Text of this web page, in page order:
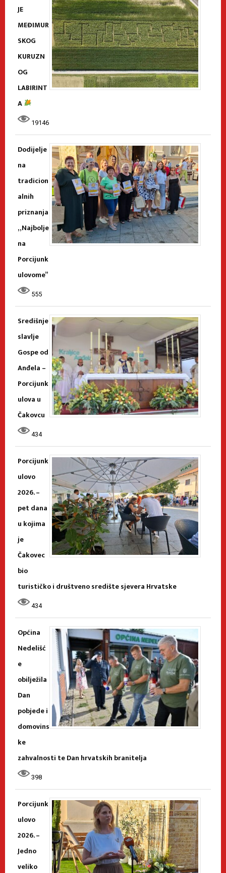
JE
MEĐIMUR
SKOG
KURUZN
OG
LABIRINT
A
19146
Dodijelje
na
tradicion
alnih
priznanja
„Najbolje
na
Porcijunk
ulovome”
555
Središnje
slavlje
Gospe od
Anđela –
Porcijunk
ulova u
Čakovcu
434
Porcijunk
ulovo
2026. –
pet dana
u kojima
je
Čakovec
bio
turističko i društveno središte sjevera Hrvatske
434
Općina
Nedelišć
e
obilježila
Dan
pobjede i
domovins
ke
zahvalnosti te Dan hrvatskih branitelja
398
Porcijunk
ulovo
2026. –
Jedno
veliko